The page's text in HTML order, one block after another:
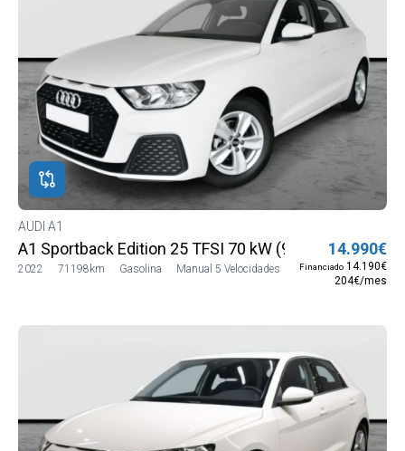
AUDI A1
A1 Sportback Edition 25 TFSI 70 kW (95 CV)
2022 71198km Gasolina Manual 5 Velocidades
14.990€
Financiado 14.190€
204€/mes